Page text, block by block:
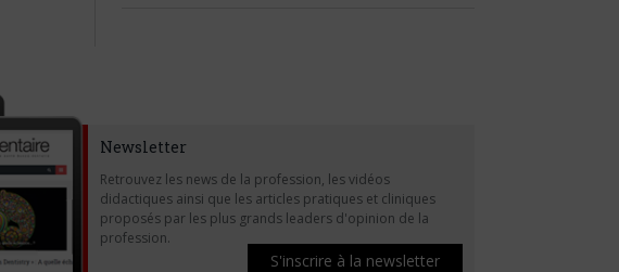
Newsletter
Retrouvez les news de la profession, les vidéos
didactiques ainsi que les articles pratiques et cliniques
proposés par les plus grands leaders d'opinion de la
profession.
S'inscrire à la newsletter